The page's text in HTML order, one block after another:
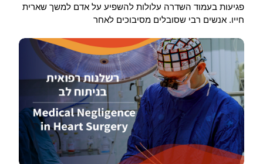
פגיעות בעמוד השדרה עלולות להשפיע על אדם למשך שארית
חייו. אנשים רבי שסובלים מסיבוכים לאחר